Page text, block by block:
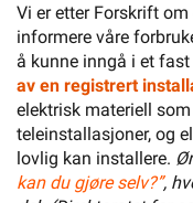
Vi er etter Forskrift
informere våre
å kunne inngå i et
av en registrert
elektrisk materiell
teleinstallasjoner, og
lovlig kan installere.
kan du gjøre selv?”,